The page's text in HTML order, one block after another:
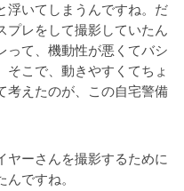
浮いてしまうんですね。だ
プレをして撮影していたん
って、機動性が悪くてバシ
こで、動きやすくてちょ
考えたのが、この自宅警備
ーさんを撮影するために
ですね。